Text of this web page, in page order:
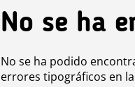
No se ha
No se ha podido
errores tipográficos en